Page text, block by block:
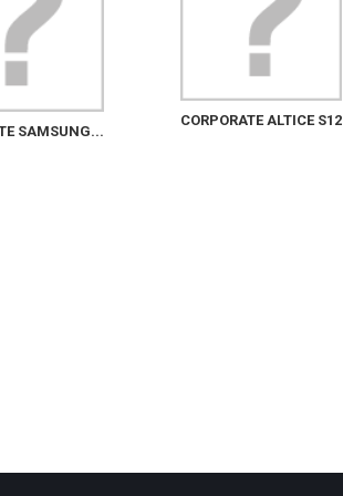
SAMSUNG...
CORPORATE ALTICE S12